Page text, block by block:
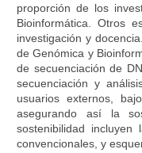
proporción de los
Bioinformática. Otros
investigación y
de Genómica y
de secuenciación de
secuenciación y
usuarios externos,
asegurando así la
sostenibilidad
convencionales, y